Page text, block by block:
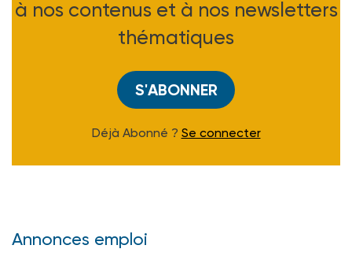
à nos contenus et à nos newsletters
thématiques
S'ABONNER
Déjà Abonné ? Se connecter
Annonces emploi